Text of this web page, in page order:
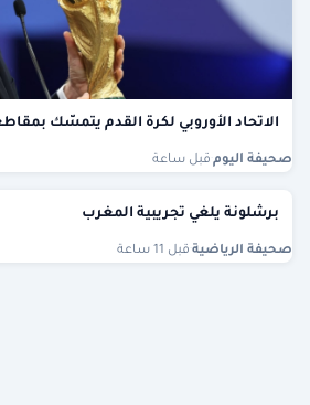
الاتحاد الأوروبي لكرة القدم يتمسّك
صحيفة اليوم قبل ساعة
برشلونة يلغي تجريبية المغرب
صحيفة الرياضية قبل 11 ساعة